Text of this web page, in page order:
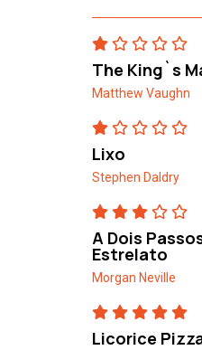
The King`s
Matthew Vaughn
Lixo
Stephen Daldry
A Dois
Estrelato
Morgan Neville
Licorice